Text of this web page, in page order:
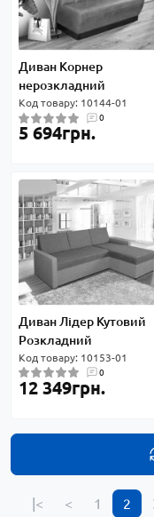
Диван Корнер
нерозкладний
Код товару: 10144-01
0
5 694грн.
Диван Лідер Кутовий
Розкладний
Код товару: 10153-01
0
12 349грн.
|< < 1 2